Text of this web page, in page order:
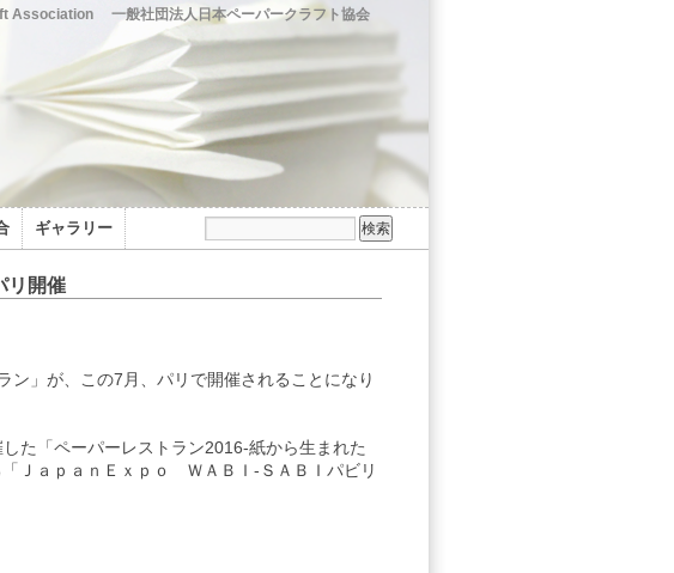
Association 一般社団法人日本ペーパークラフト協会
ギャラリー
リ開催
」が、この7月、パリで開催されることになり
た「ペーパーレストラン2016-紙から生まれた
ＪａｐａｎＥｘｐｏ ＷＡＢＩ-ＳＡＢＩパビリ